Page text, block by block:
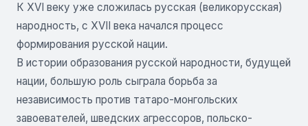
К XVI веку уже сложилась русская (великорусская)
народность, с XVII века начался процесс
формирования русской нации.
В истории образования русской народности, будущей
нации, большую роль сыграла борьба за
независимость против татаро-монгольских
завоевателей, шведских агрессоров, польско-